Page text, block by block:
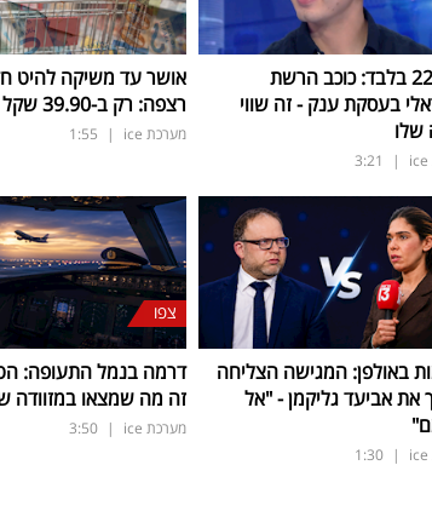
בגיל 22 בלבד: כוכב הרשת
בעסקת ענק - זה שווי
שלו
|
3:21
אושר עד משיקה להיט
רצפה: רק ב-39.90 שקל
מערכת ice |
1:55
באולפן: המגישה הצליחה
את אביעד גליקמן - "אל
|
1:30
צפו
דרמה בנמל התעופה:
זה מה שמצאו במזוודה
מערכת ice |
3:50